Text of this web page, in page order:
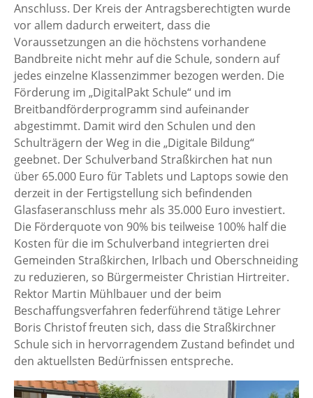
Anschluss. Der Kreis der Antragsberechtigten wurde
vor allem dadurch erweitert, dass die
Voraussetzungen an die höchstens vorhandene
Bandbreite nicht mehr auf die Schule, sondern auf
jedes einzelne Klassenzimmer bezogen werden. Die
Förderung im „DigitalPakt Schule“ und im
Breitbandförderprogramm sind aufeinander
abgestimmt. Damit wird den Schulen und den
Schulträgern der Weg in die „Digitale Bildung“
geebnet. Der Schulverband Straßkirchen hat nun
über 65.000 Euro für Tablets und Laptops sowie den
derzeit in der Fertigstellung sich befindenden
Glasfaseranschluss mehr als 35.000 Euro investiert.
Die Förderquote von 90% bis teilweise 100% half die
Kosten für die im Schulverband integrierten drei
Gemeinden Straßkirchen, Irlbach und Oberschneiding
zu reduzieren, so Bürgermeister Christian Hirtreiter.
Rektor Martin Mühlbauer und der beim
Beschaffungsverfahren federführend tätige Lehrer
Boris Christof freuten sich, dass die Straßkirchner
Schule sich in hervorragendem Zustand befindet und
den aktuellsten Bedürfnissen entspreche.